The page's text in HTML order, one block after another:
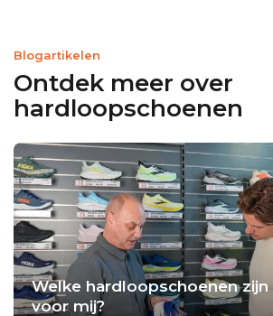
Blogartikelen
Ontdek meer over
hardloopschoenen
Welke hardloopschoenen
voor mij?